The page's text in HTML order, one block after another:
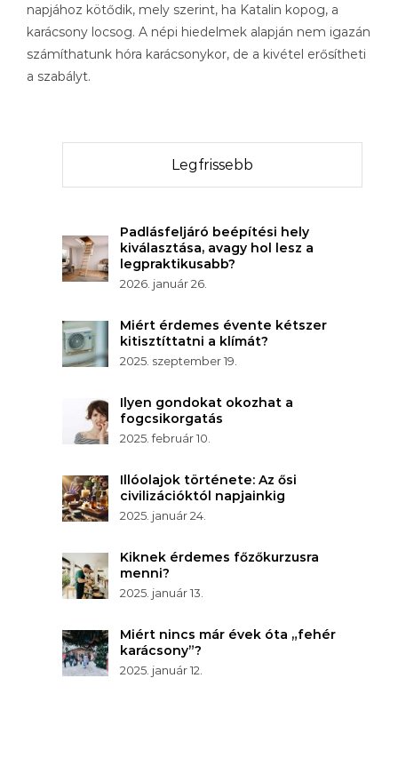
napjához kötődik, mely szerint, ha Katalin kopog, a
karácsony locsog. A népi hiedelmek alapján nem igazán
számíthatunk hóra karácsonykor, de a kivétel erősítheti
a szabályt.
Legfrissebb
Padlásfeljáró beépítési hely
kiválasztása, avagy hol lesz a
legpraktikusabb?
2026. január 26.
Miért érdemes évente kétszer
kitisztíttatni a klímát?
2025. szeptember 19.
Ilyen gondokat okozhat a
fogcsikorgatás
2025. február 10.
Illóolajok története: Az ősi
civilizációktól napjainkig
2025. január 24.
Kiknek érdemes főzőkurzusra
menni?
2025. január 13.
Miért nincs már évek óta „fehér
karácsony”?
2025. január 12.